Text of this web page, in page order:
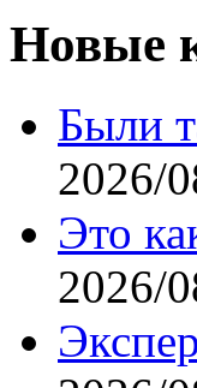
Новые
Были
2026/
Это
2026/